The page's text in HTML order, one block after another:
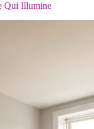
Qui Illumine